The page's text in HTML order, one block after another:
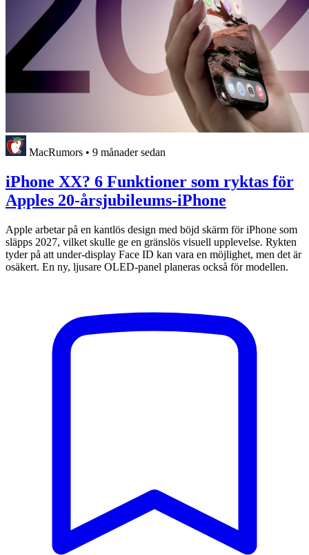
MacRumors • 9 månader sedan
iPhone XX? 6 Funktioner som ryktas för
Apples 20-årsjubileums-iPhone
Apple arbetar på en kantlös design med böjd skärm för iPhone som
släpps 2027, vilket skulle ge en gränslös visuell upplevelse. Rykten
tyder på att under-display Face ID kan vara en möjlighet, men det är
osäkert. En ny, ljusare OLED-panel planeras också för modellen.